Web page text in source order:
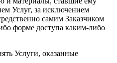
Услуг, за исключением
самим Заказчиком
форме доступа каким-либо
Услуги, оказанные